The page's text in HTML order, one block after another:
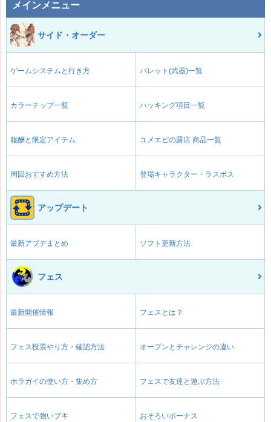
メインメニュー
サイド・オーダー
ゲームシステムと行き方 パレット(武器)一覧
カラーチップ一覧 ハッキング項目一覧
報酬と限定アイテム ユメエビの露店 商品一覧
周回おすすめ方法 登場キャラクター・ラスボス
アップデート
最新アプデまとめ ソフト更新方法
フェス
最新開催情報 フェスとは？
フェス投票やり方・確認方法 オープンとチャレンジの違い
ホラガイの使い方・集め方 フェスで友達と遊ぶ方法
フェスで強いブキ おそろいボーナス